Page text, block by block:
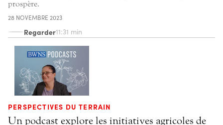
prospère.
28 NOVEMBRE 2023
Regarder11:31 min
PERSPECTIVES DU TERRAIN
Un podcast explore les initiatives agricoles de